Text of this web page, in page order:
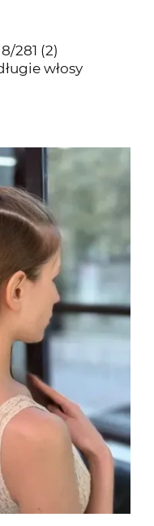
281 (2)
włosy